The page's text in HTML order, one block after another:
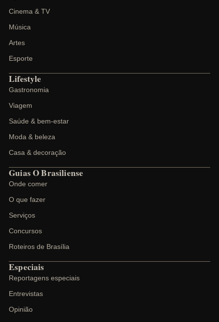
Cinema & TV
Música
Artes
Esporte
Lifestyle
Gastronomia
Viagem
Saúde & bem-estar
Moda & beleza
Casa & decoração
Guias O Brasiliense
Onde comer
O que fazer
Serviços
Concursos
Roteiros de Brasília
Especiais
Reportagens especiais
Entrevistas
Opinião